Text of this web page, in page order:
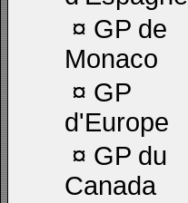
¤ GP de
Monaco
¤ GP
d'Europe
¤ GP du
Canada